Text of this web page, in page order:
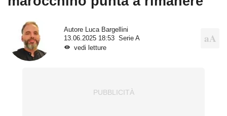
Autore Luca Bargellini
13.06.2025 18:53
Serie A
vedi letture